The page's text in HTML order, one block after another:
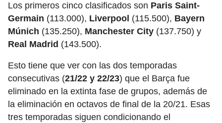
Los primeros cinco clasificados son Paris Saint-
Germain (113.000), Liverpool (115.500), Bayern
Múnich (135.250), Manchester City (137.750) y
Real Madrid (143.500).
Esto tiene que ver con las dos temporadas
consecutivas (21/22 y 22/23) que el Barça fue
eliminado en la extinta fase de grupos, además de
la eliminación en octavos de final de la 20/21. Esas
tres temporadas siguen condicionando el